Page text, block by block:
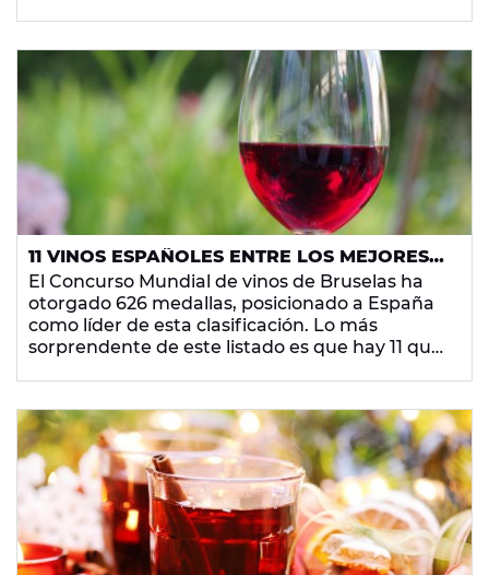
11 VINOS ESPAÑOLES ENTRE LOS MEJORES
DEL MUNDO
El Concurso Mundial de vinos de Bruselas ha
otorgado 626 medallas, posicionado a España
como líder de esta clasificación. Lo más
sorprendente de este listado es que hay 11 que